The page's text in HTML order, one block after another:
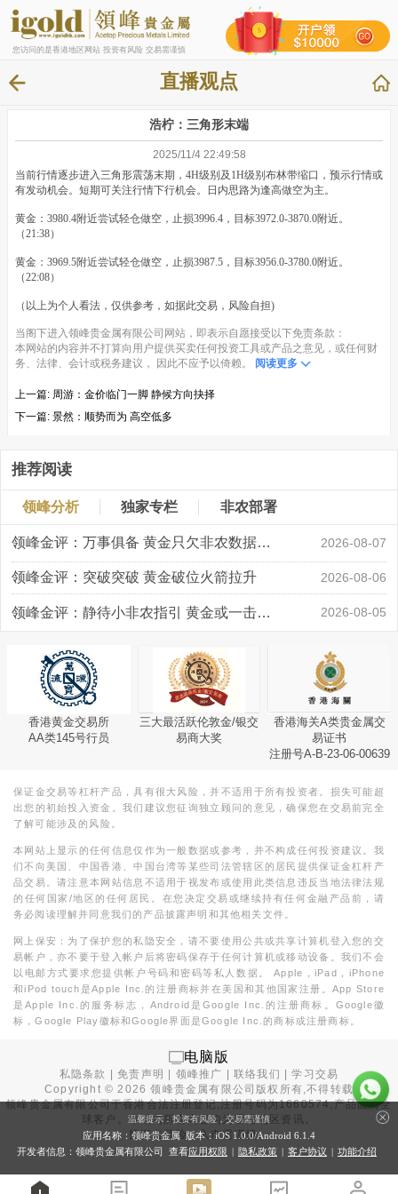
您访问的是香港地区网站 投资有风险 交易需谨慎
直播观点
浩柠：三角形末端
2025/11/4 22:49:58
当前行情逐步进入三角形震荡末期，4H级别及1H级别布林带缩口，预示行情或
有发动机会。短期可关注行情下行机会。日内思路为逢高做空为主。
黄金：3980.4附近尝试轻仓做空，止损3996.4，目标3972.0-3870.0附近。
（21:38）
黄金：3969.5附近尝试轻仓做空，止损3987.5，目标3956.0-3780.0附近。
（22:08）
（以上为个人看法，仅供参考，如据此交易，风险自担)
当阁下进入领峰贵金属有限公司网站，即表示自愿接受以下免责条款：
本网站的内容并不打算向用户提供买卖任何投资工具或产品之意见，或任何财
务、法律、会计或税务建议， 因此不应予以倚赖。
阅读更多
上一篇: 周游：金价临门一脚 静候方向抉择
下一篇: 景然：顺势而为 高空低多
推荐阅读
领峰分析 独家专栏 非农部署
领峰金评：万事俱备 黄金只欠非农数据“东风” 2026-08-07
领峰金评：突破突破 黄金破位火箭拉升 2026-08-06
领峰金评：静待小非农指引 黄金或一击破局 2026-08-05
香港黄金交易所
AA类145号行员
三大最活跃伦敦金/银交
易商大奖
香港海关A类贵金属交
易证书
注册号A-B-23-06-00639
保证金交易等杠杆产品，具有很大风险，并不适用于所有投资者。损失可能超
出您的初始投入资金。我们建议您征询独立顾问的意见，确保您在交易前完全
了解可能涉及的风险。
本网站上显示的任何信息仅作为一般数据或参考，并不构成任何投资建议。我
们不向美国、中国香港、中国台湾等某些司法管辖区的居民提供保证金杠杆产
品交易。请注意本网站信息不适用于视发布或使用此类信息违反当地法律法规
的任何国家/地区的任何居民。在您决定交易或继续持有任何金融产品前，请
务必阅读理解并同意我们的产品披露声明和其他相关文件。
网上保安：为了保护您的私隐安全，请不要使用公共或共享计算机登入您的交
易帐户，亦不要于登入帐户后将密码保存于任何计算机或移动设备。我们不会
以电邮方式要求您提供帐户号码和密码等私人数据。 Apple，iPad，iPhone
和iPod touch是Apple Inc.的注册商标并在美国和其他国家注册。App Store
是Apple Inc.的服务标志，Android是Google Inc.的注册商标。Google徽
标，Google Play徽标和Google界面是Google Inc.的商标或注册商标。
电脑版
私隐条款 |免责声明 领峰推广 |联络我们 |学习交易
Copyright ©2026 领峰贵金属有限公司版权所有,不得转载
领峰贵金属有限公司于香港合法注册登记,注册号码为1660574,产品面向全
球客户。本站内所有内容均为香港地区资讯。
投资有风险，入市需谨慎。
温馨提示：投资有风险，交易需谨慎
应用名称：领峰贵金属 版本：iOS 1.0.0/Android 6.1.4
开发者信息：领峰贵金属有限公司 查看应用权限 | 隐私政策 | 客户协议 | 功能介绍